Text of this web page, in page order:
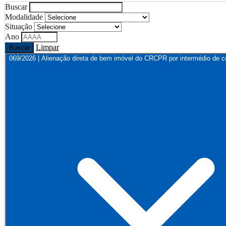
Buscar
Modalidade
Situação
Ano
Buscar Limpar
069/2026 | Alienação direta de bem imóvel do CRCPR por intermédio de